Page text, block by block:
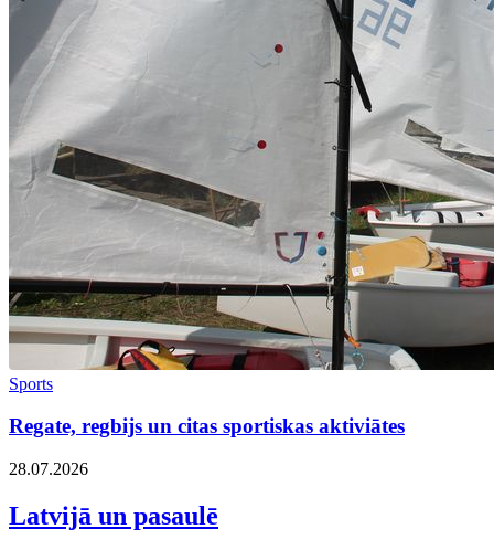
Sports
Regate, regbijs un citas sportiskas aktiviātes
28.07.2026
Latvijā un pasaulē